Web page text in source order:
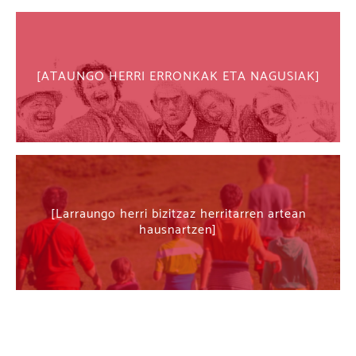
ATAUNGO HERRI ERRONKAK ETA NAGUSIAK
Larraungo herri bizitzaz herritarren artean
hausnartzen